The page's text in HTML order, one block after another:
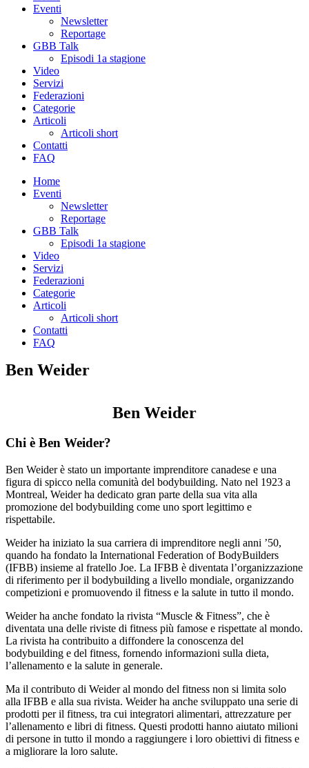
Eventi
Newsletter
Reportage
GBB Talk
Episodi 1a stagione
Video
Servizi
Federazioni
Categorie
Articoli
Articoli short
Contatti
FAQ
Home
Eventi
Newsletter
Reportage
GBB Talk
Episodi 1a stagione
Video
Servizi
Federazioni
Categorie
Articoli
Articoli short
Contatti
FAQ
Ben Weider
Ben Weider
Chi è Ben Weider?
Ben Weider è stato un importante imprenditore canadese e una
figura di spicco nella comunità del bodybuilding. Nato nel 1923 a
Montreal, Weider ha dedicato gran parte della sua vita alla
promozione del bodybuilding come uno sport legittimo e
rispettabile.
Weider ha iniziato la sua carriera di imprenditore negli anni ’50,
quando ha fondato la International Federation of BodyBuilders
(IFBB) insieme al fratello Joe. La IFBB è diventata l’organizzazione
di riferimento per il bodybuilding a livello mondiale, organizzando
competizioni e promuovendo il fitness e la salute in tutto il mondo.
Weider ha anche fondato la rivista “Muscle & Fitness”, che è
diventata una delle riviste di fitness più famose e rispettate al mondo.
La rivista ha contribuito a diffondere la conoscenza del
bodybuilding e del fitness, fornendo informazioni sulla dieta,
l’allenamento e la salute in generale.
Ma il contributo di Weider al mondo del fitness non si limita solo
alla IFBB e alla sua rivista. Weider ha anche sviluppato una serie di
prodotti per il fitness, tra cui integratori alimentari, attrezzature per
l’allenamento e libri di fitness. Questi prodotti hanno aiutato milioni
di persone in tutto il mondo a raggiungere i loro obiettivi di fitness e
a migliorare la loro salute.